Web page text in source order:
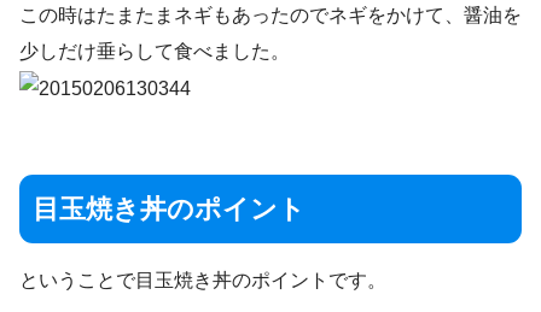
この時はたまたまネギもあったのでネギをかけて、醤油を
少しだけ垂らして食べました。
目玉焼き丼のポイント
ということで目玉焼き丼のポイントです。